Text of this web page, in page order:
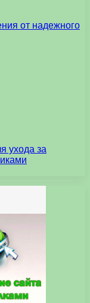
от надежного
ухода за